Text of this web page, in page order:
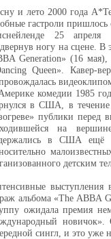
и лето 2000 года
гастроли пришлось
25 апреля
ногу на сцене. В
Generation» (16 мая),
Queen». Кавер-
комедии 1985
в США, в течение
публики перед
на
в США ещё
детским
альбома «The ABBA
ожидала премия
новичок».
сингл, и это уже